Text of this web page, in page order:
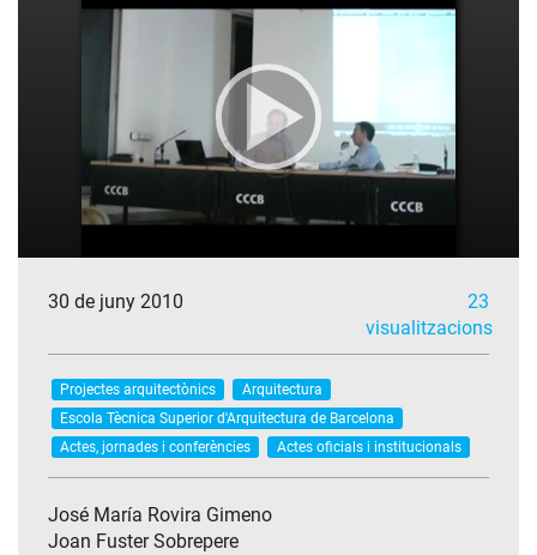
30 de juny 2010
23
visualitzacions
Projectes arquitectònics
Arquitectura
Escola Tècnica Superior d'Arquitectura de Barcelona
Actes, jornades i conferències
Actes oficials i institucionals
José María Rovira Gimeno
Joan Fuster Sobrepere